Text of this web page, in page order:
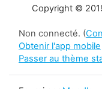
Copyright ©
Non connecté. (
Obtenir l'app mobile
Passer au thème